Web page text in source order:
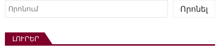
Որոնել
Որոնել
ԼՈՒՐԵՐ